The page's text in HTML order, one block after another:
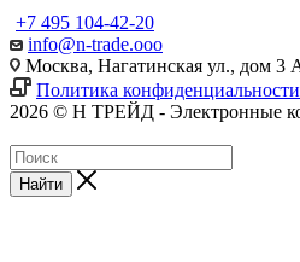
+7 495 104-42-20
info@n-trade.ooo
Москва, Нагатинская ул., дом 3
Политика конфиденциальности
2026 © Н ТРЕЙД - Электронные
Найти